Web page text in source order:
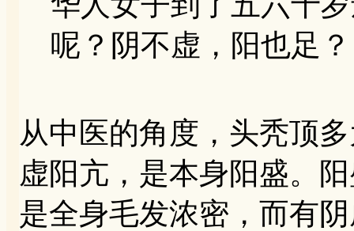
呢？阴不虚，阳也足？
从中医的角度，头秃顶
虚阳亢，是本身阳盛。
是全身毛发浓密，而有